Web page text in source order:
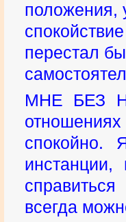
положения,
перестал
МНЕ БЕЗ
спокойно.
всегда